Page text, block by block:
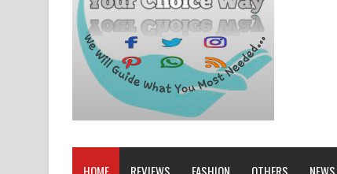
Lassana Amma Song Lyrics - ලස්සන අම්මා
Gemak Deela Song Lyrics - ගේමක් දීලා ගීතයේ
Niwuna Numba Hinda Song Lyrics - නිවුනා
Numba Dun Aadare Song Lyrics - නුඹ දුන්